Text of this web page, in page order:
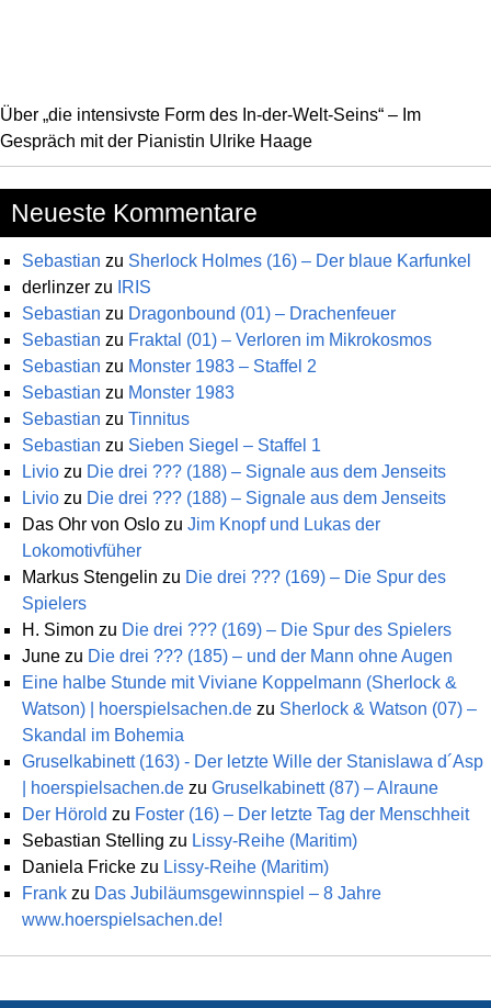
Über „die intensivste Form des In-der-Welt-Seins“ – Im
Gespräch mit der Pianistin Ulrike Haage
Neueste Kommentare
Sebastian zu Sherlock Holmes (16) – Der blaue Karfunkel
derlinzer zu
IRIS
Sebastian zu Dragonbound (01) – Drachenfeuer
Sebastian zu Fraktal (01) – Verloren im Mikrokosmos
Sebastian zu Monster 1983 – Staffel 2
Sebastian zu Monster 1983
Sebastian zu Tinnitus
Sebastian zu Sieben Siegel – Staffel 1
Livio zu Die drei ??? (188) – Signale aus dem Jenseits
Livio zu Die drei ??? (188) – Signale aus dem Jenseits
Das Ohr von Oslo zu Jim Knopf und Lukas der
Lokomotivfüher
Markus Stengelin zu Die drei ??? (169) – Die Spur des
Spielers
H. Simon zu Die drei ??? (169) – Die Spur des Spielers
June zu Die drei ??? (185) – und der Mann ohne Augen
Eine halbe Stunde mit Viviane Koppelmann (Sherlock &
Watson) | hoerspielsachen.de zu Sherlock & Watson (07) –
Skandal im Bohemia
Gruselkabinett (163) - Der letzte Wille der Stanislawa d´Asp
| hoerspielsachen.de zu Gruselkabinett (87) – Alraune
Der Hörold zu Foster (16) – Der letzte Tag der Menschheit
Sebastian Stelling zu Lissy-Reihe (Maritim)
Daniela Fricke zu Lissy-Reihe (Maritim)
Frank zu Das Jubiläumsgewinnspiel – 8 Jahre
www.hoerspielsachen.de!